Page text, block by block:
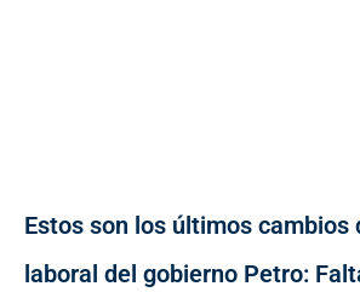
Estos son los últimos cambios
laboral del gobierno Petro: